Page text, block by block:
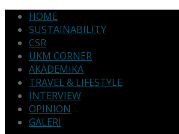
HOME
SUSTAINABILITY
CSR
UKM CORNER
AKADEMIKA
TRAVEL & LIFESTYLE
INTERVIEW
OPINION
GALERI